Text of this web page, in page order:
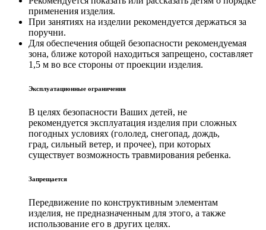
применения изделия.
При занятиях на изделии рекомендуется держаться за
поручни.
Для обеспечения общей безопасности рекомендуемая
зона, ближе которой находиться запрещено, составляет
1,5 м во все стороны от проекции изделия.
Эксплуатационные ограничения
В целях безопасности Ваших детей, не
рекомендуется эксплуатация изделия при сложных
погодных условиях (гололед, снегопад, дождь,
град, сильный ветер, и прочее), при которых
существует возможность травмирования ребенка.
Запрещается
Передвижение по конструктивным элементам
изделия, не предназначенным для этого, а также
использование его в других целях.